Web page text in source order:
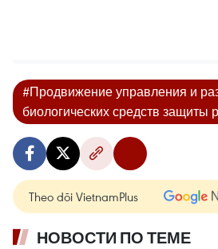
#Продвижение управления и
биологических средств защиты
Theo dõi VietnamPlus
НОВОСТИ ПО ТЕМЕ